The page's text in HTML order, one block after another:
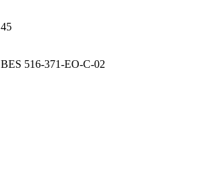
45
BES 516-371-EO-C-02